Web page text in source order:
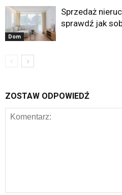
Dom
Sprzedaż
sprawdź jak
ZOSTAW ODPOWIEDŹ